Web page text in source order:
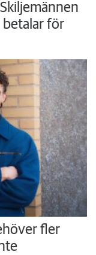
betalar för
fler